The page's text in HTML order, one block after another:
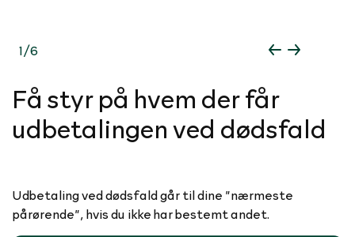
1/6
Få styr på hvem der får
udbetalingen ved dødsfald
Udbetaling ved dødsfald går til dine ”nærmeste
pårørende”, hvis du ikke har bestemt andet.